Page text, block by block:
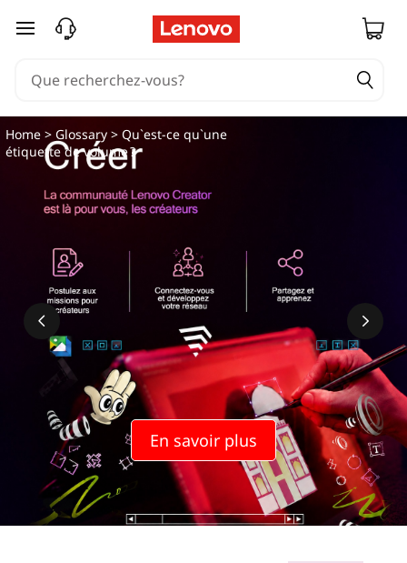
passer au contenu principal
En savoir plus
Home >Glossary > Qu`est-ce qu`une
étiquette de volume ?